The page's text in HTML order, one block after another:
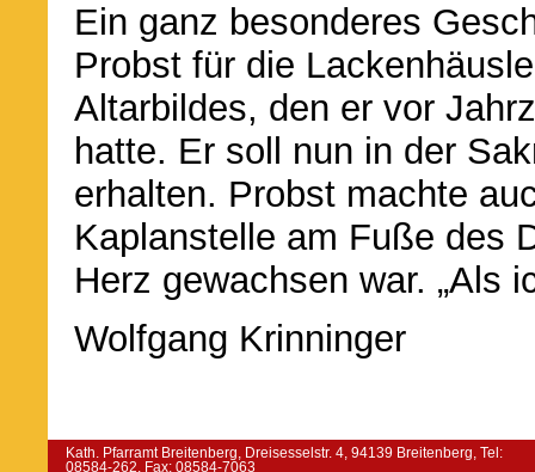
Ein ganz besonderes
Probst für die
Altarbildes, den er vor
hatte. Er soll nun in der
erhalten. Probst machte
Kaplanstelle am Fuße des
Herz gewachsen war. „Als
Wolfgang Krinninger
Kath. Pfarramt Breitenberg, Dreisesselstr. 4, 94139 Breitenberg, Tel:
08584-262, Fax: 08584-7063